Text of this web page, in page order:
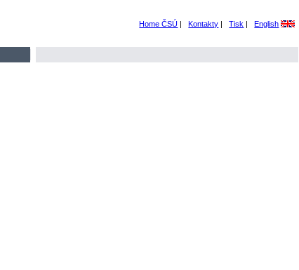
Home ČSÚ | Kontakty | Tisk | English